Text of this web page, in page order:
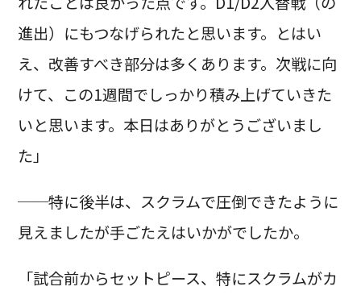
進出）にもつなげられたと思います。とはい
え、改善すべき部分は多くあります。次戦に向
けて、この1週間でしっかり積み上げていきた
いと思います。本日はありがとうございまし
た」
──特に後半は、スクラムで圧倒できたように
見えましたが手ごたえはいかがでしたか。
「試合前からセットピース、特にスクラムがカ